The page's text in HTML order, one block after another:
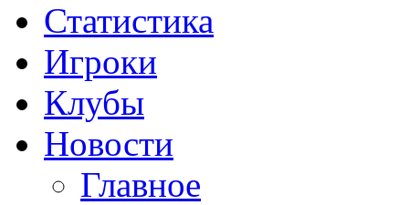
Статистика
Игроки
Клубы
Новости
Главное